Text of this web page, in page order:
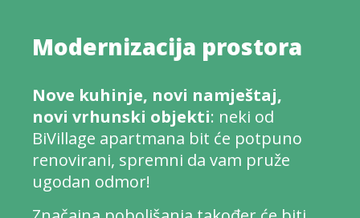
Modernizacija prostora
Nove kuhinje, novi namještaj,
novi vrhunski objekti: neki od
BiVillage apartmana bit će potpuno
renovirani, spremni da vam pruže
ugodan odmor!